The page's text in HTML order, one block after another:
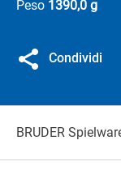
Peso 1390,0 g
Condividi
BRUDER